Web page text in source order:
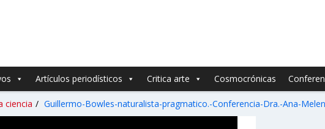
Artículos periodísticos Critica arte Cosmocrónicas
ciencia / Guillermo-Bowles-naturalista-pragmatico.-Conferencia-Dra.-Ana-